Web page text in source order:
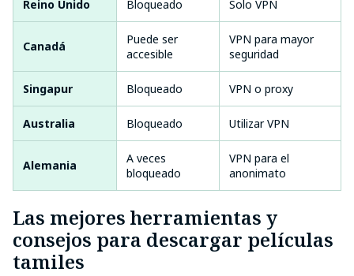
Reino Unido Bloqueado Solo VPN
Canadá
Puede ser
accesible
VPN para mayor
seguridad
Singapur Bloqueado VPN o proxy
Australia Bloqueado Utilizar VPN
Alemania
A veces
bloqueado
VPN para el
anonimato
Las mejores herramientas y
consejos para descargar películas
tamiles